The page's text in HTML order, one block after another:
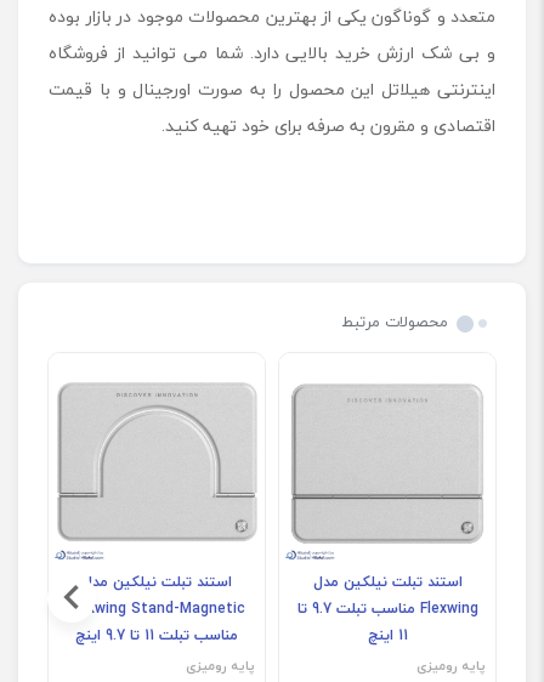
متعدد و گوناگون یکی از بهترین محصولات موجود در بازار بوده
و بی شک ارزش خرید بالایی دارد. شما می توانید از فروشگاه
اینترنتی هیلاتل این محصول را به صورت اورجینال و با قیمت
اقتصادی و مقرون به صرفه برای خود تهیه کنید.
محصولات مرتبط
استند تبلت نیلکین مدل
Flexwing مناسب تبلت 9.7 تا
11 اینچ
پایه رومیزی
استند تبلت نیلکین مدل
Flexwing Stand-Magnetic
مناسب تبلت 11 تا 9.7 اینچ
پایه رومیزی